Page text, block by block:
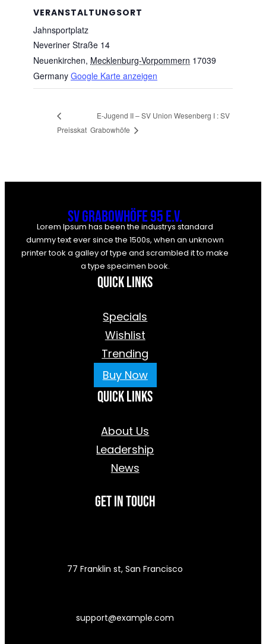
VERANSTALTUNGSORT
Jahnsportplatz
Neveriner Straße 14
Neuenkirchen, Mecklenburg-Vorpommern 17039
Germany Google Karte anzeigen
Preisskat
E-Jugend II – SV Union Wesenberg I : SV
Grabowhöfe
SV Grabowhöfe 95 e.V.
Lorem Ipsum has been the industrys standard
dummy text ever since the 1500s, when an unknown
printer took a galley of type and scrambled it to make
a type specimen book.
Quick Links
Specials
Wishlist
Trending
Buy Now
Quick Links
About Us
Leadership
News
Get In Touch
77 Franklin st, San Francisco
support@example.com